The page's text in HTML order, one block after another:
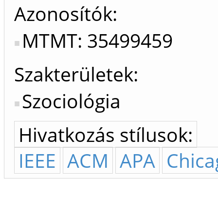
Azonosítók
MTMT: 35499459
Szakterületek:
Szociológia
Hivatkozás stílusok:
IEEE ACM APA